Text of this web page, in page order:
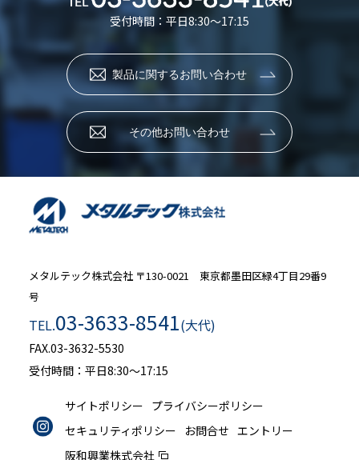
受付時間：平日8:30～17:15
製品に関するお問い合わせ
その他お問い合わせ
メタルテック株式会社〒130-0021 東京都墨田区緑4丁目29番9
号
TEL.03-3633-8541(大代)
FAX.03-3632-5530
受付時間：平日8:30～17:15
サイトポリシー プライバシーポリシー
セキュリティポリシー
お問合せ エントリー
阪和興業株式会社